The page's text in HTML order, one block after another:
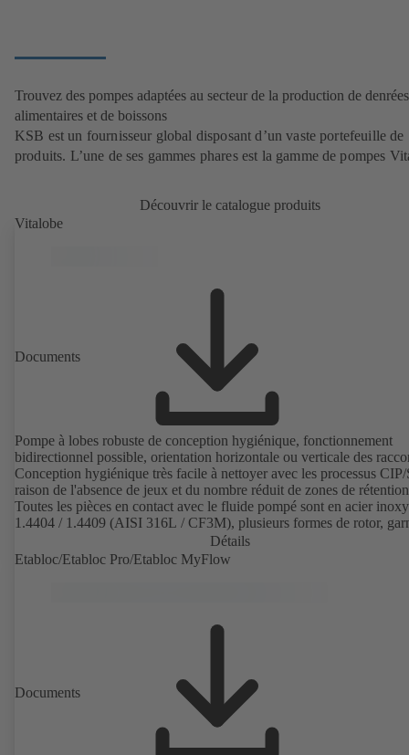
Trouvez des pompes adaptées au secteur de la production de denrées
alimentaires et de boissons
KSB est un fournisseur global disposant d’un vaste portefeuille de
produits. L’une de ses gammes phares est la gamme de pompes
Découvrir le catalogue produits
Vitalobe
Documents
Pompe à lobes robuste de conception hygiénique, fonctionnement
bidirectionnel possible, orientation horizontale ou verticale des
Conception hygiénique très facile à nettoyer avec les processus CIP/
raison de l'absence de jeux et du nombre réduit de zones de
Toutes les pièces en contact avec le fluide pompé sont en acier
1.4404 / 1.4409 (AISI 316L / CF3M), plusieurs formes de rotor,
d'étanchéité d'arbre et raccords process disponibles. Groupe
avec engrenage et moteur normalisé. Les élastomères de la pompe
conformes aux normes de la FDA et à la norme EN 1935/2004. Les
Détails
Etabloc/Etabloc Pro/Etabloc MyFlow
Documents